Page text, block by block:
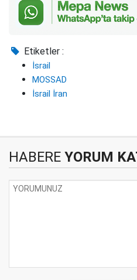
Etiketler :
İsrail
MOSSAD
İsrail İran
HABERE YORUM